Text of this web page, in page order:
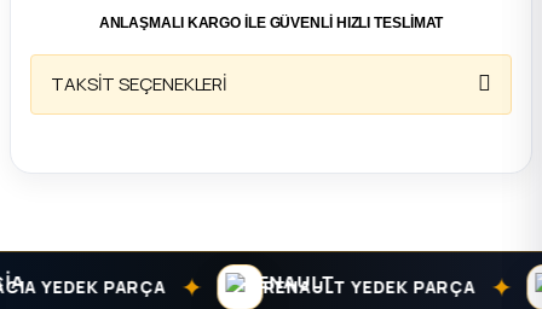
ANLAŞMALI KARGO İLE GÜVENLİ HIZLI TESLİMAT
TAKSİT SEÇENEKLERİ
YEDEK PARÇA ✦ RENAULT YEDEK PARÇA ✦